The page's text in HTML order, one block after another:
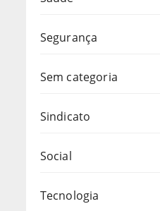
Segurança
Sem categoria
Sindicato
Social
Tecnologia